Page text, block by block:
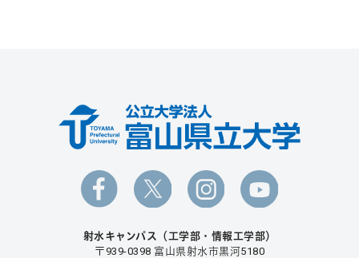
射水キャンパス（工学部・情報工学部）
〒939-0398 富山県射水市黒河5180